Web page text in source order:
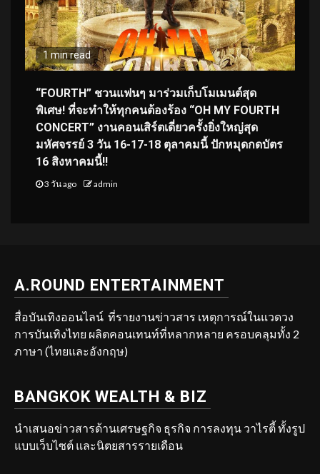
1 min read
“FOURTH” ชวนแฟนๆ มาร่วมเก็บโมเมนต์สุด
พิเศษ! ที่จะทำให้ทุกคนต้องร้อง “OH MY FOURTH
CONCERT” งานคอนเสิร์ตเดี่ยวครั้งยิ่งใหญ่สุด
มหัศจรรย์ 3 วัน 16-17-18 ตุลาคมนี้ ปักหมุดกดบัตร
16 สิงหาคมนี้!!
3 วัน ago admin
A.ROUND ENTERTAINMENT
สื่อบันเทิงออนไลน์ ที่รายงานข่าวสาร เหตุการณ์ในแวดวง
การบันเทิงไทย ผลิตคอนเทนท์ที่หลากหลาย ครอบคลุมทั้ง 2
ภาษา (ไทยและอังกฤษ)
BANGKOK WEALTH & BIZ
นำเสนอข่าวสารด้านเศรษฐกิจ ธุรกิจ การลงทุน วาไรตี้ ทั้งรูป
แบบเว็บไซต์ และนิตยสารรายเดือน